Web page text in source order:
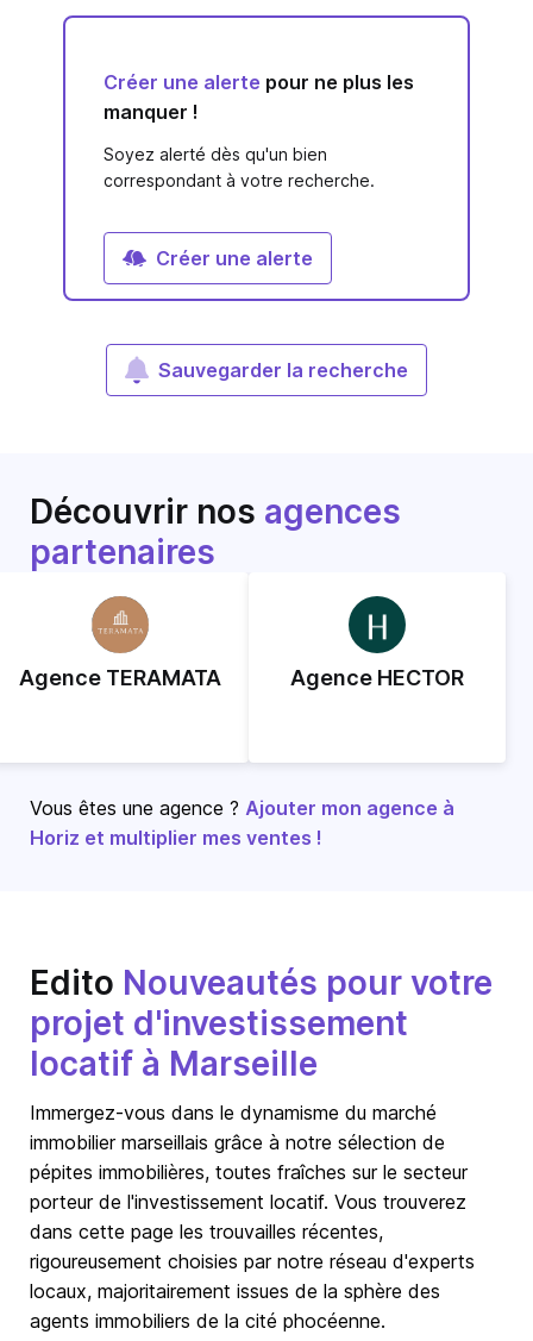
Créer une alerte pour ne plus les
manquer !
Soyez alerté dès qu'un bien
correspondant à votre recherche.
Créer une alerte
Sauvegarder la recherche
Découvrir nos agences
partenaires
Agence TERAMATA Agence HECTOR
Vous êtes une agence ? Ajouter mon agence à
Horiz et multiplier mes ventes !
Edito Nouveautés pour votre
projet d'investissement
locatif à Marseille
Immergez-vous dans le dynamisme du marché
immobilier marseillais grâce à notre sélection de
pépites immobilières, toutes fraîches sur le secteur
porteur de l'investissement locatif. Vous trouverez
dans cette page les trouvailles récentes,
rigoureusement choisies par notre réseau d'experts
locaux, majoritairement issues de la sphère des
agents immobiliers de la cité phocéenne.